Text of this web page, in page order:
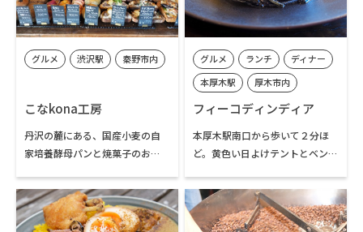
どハード系パンも人気です。
イン料理を手軽に楽しめるラン
チのみならず、ディナータイムも
エリアまで地元素材を活かした
幅広い手作り料理をたっぷりと
ムリエ資格を持つオーナーの目
利きによるワインをはじめリキ
ュールも豊富に揃う、食事とお
ランです。
グルメ 渋沢駅 秦野市内
こなkona工房
丹沢の麓にある、国産小麦の自
家培養酵母パンと焼菓子のお
ら、バゲットやカンパーニュと
いったハード系パンや食パン、惣
菜パン、フルーツを使ったデザー
グルメ ランチ
ディナー
本厚木駅
厚木市内
フィーコディンディア
本厚木駅南口から歩いて２分ほ
ど。黄色い日よけテントとベンチ
トラン「フィーコディンディ
ア」。イタリア本土とは少し違
うシチリア島独特の伝統料理が